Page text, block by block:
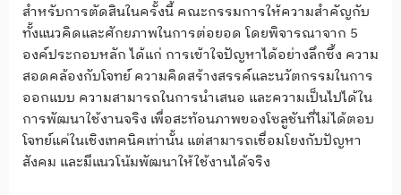
สำหรับการตัดสินในครั้งนี้ คณะกรรมการให้ความสำคัญกับ
ทั้งแนวคิดและศักยภาพในการต่อยอด โดยพิจารณาจาก 5
องค์ประกอบหลัก ได้แก่ การเข้าใจปัญหาได้อย่างลึกซึ้ง ความ
สอดคล้องกับโจทย์ ความคิดสร้างสรรค์และนวัตกรรมในการ
ออกแบบ ความสามารถในการนำเสนอ และความเป็นไปได้ใน
การพัฒนาใช้งานจริง เพื่อสะท้อนภาพของโซลูชันที่ไม่ได้ตอบ
โจทย์แค่ในเชิงเทคนิคเท่านั้น แต่สามารถเชื่อมโยงกับปัญหา
สังคม และมีแนวโน้มพัฒนาให้ใช้งานได้จริง